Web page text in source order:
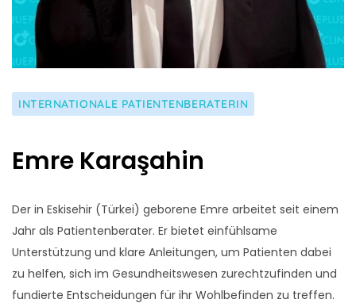
INTERNATIONALE PATIENTENBERATERIN
Emre Karaşahin
Der in Eskisehir (Türkei) geborene Emre arbeitet seit einem
Jahr als Patientenberater. Er bietet einfühlsame
Unterstützung und klare Anleitungen, um Patienten dabei
zu helfen, sich im Gesundheitswesen zurechtzufinden und
fundierte Entscheidungen für ihr Wohlbefinden zu treffen.